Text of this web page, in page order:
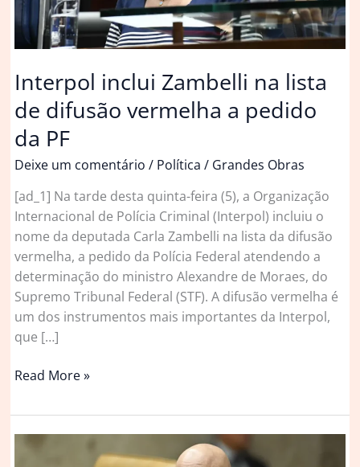
Interpol inclui Zambelli na lista
de difusão vermelha a pedido
da PF
Deixe um comentário / Política / Grandes Obras
[ad_1] Na tarde desta quinta-feira (5), a Organização
Internacional de Polícia Criminal (Interpol) incluiu o
nome da deputada Carla Zambelli na lista da difusão
vermelha, a pedido da Polícia Federal atendendo a
determinação do ministro Alexandre de Moraes, do
Supremo Tribunal Federal (STF). A difusão vermelha é
um dos instrumentos mais importantes da Interpol,
que […]
Interpol
Zambelli
na
Read More »